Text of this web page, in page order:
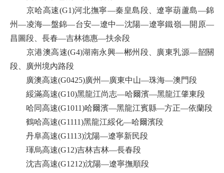
京哈高速(G1)河北撫寧—秦皇島段、遼寧葫蘆島—錦
州—凌海—盤錦—台安—遼中—沈陽—遼寧鐵嶺—開原—
昌圖段、長春—吉林德惠—扶余段
京港澳高速(G4)湖南永興—郴州段、廣東乳源—韶關
段、廣州境內路段
廣澳高速(G0425)廣州—廣東中山—珠海—澳門段
綏滿高速(G10)黑龍江尚志—哈爾濱—黑龍江肇東段
哈同高速(G1011)哈爾濱—黑龍江賓縣—方正—依蘭段
鶴哈高速(G1111)黑龍江綏化—哈爾濱段
丹阜高速(G1113)沈陽—遼寧新民段
琿烏高速(G12)吉林吉林—長春段
沈吉高速(G1212)沈陽—遼寧撫順段